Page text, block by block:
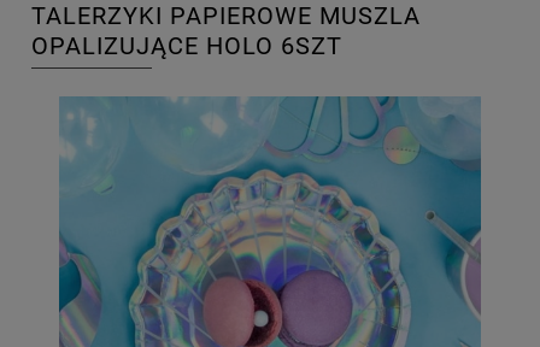
TALERZYKI PAPIEROWE MUSZLA
OPALIZUJĄCE HOLO 6SZT